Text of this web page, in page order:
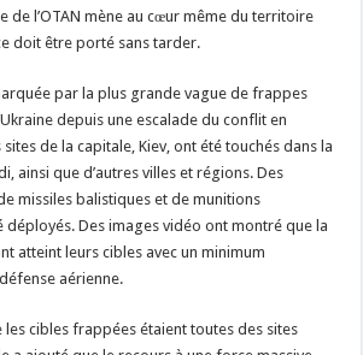
de l’OTAN mène au cœur même du territoire
doit être porté sans tarder.
par la plus grande vague de frappes
depuis une escalade du conflit en
de la capitale, Kiev, ont été touchés dans la
ainsi que d’autres villes et régions. Des
missiles balistiques et de munitions
déployés. Des images vidéo ont montré que la
atteint leurs cibles avec un minimum
aérienne.
les cibles frappées étaient toutes des sites